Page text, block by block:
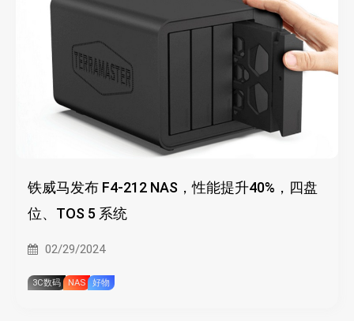
铁威马发布 F4-212 NAS，性能提升40%，四盘
位、TOS 5 系统
02/29/2024
3C数码 NAS 好物